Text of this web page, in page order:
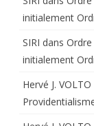
initialement
SIRI dans
initialement
Hervé J. VOLTO